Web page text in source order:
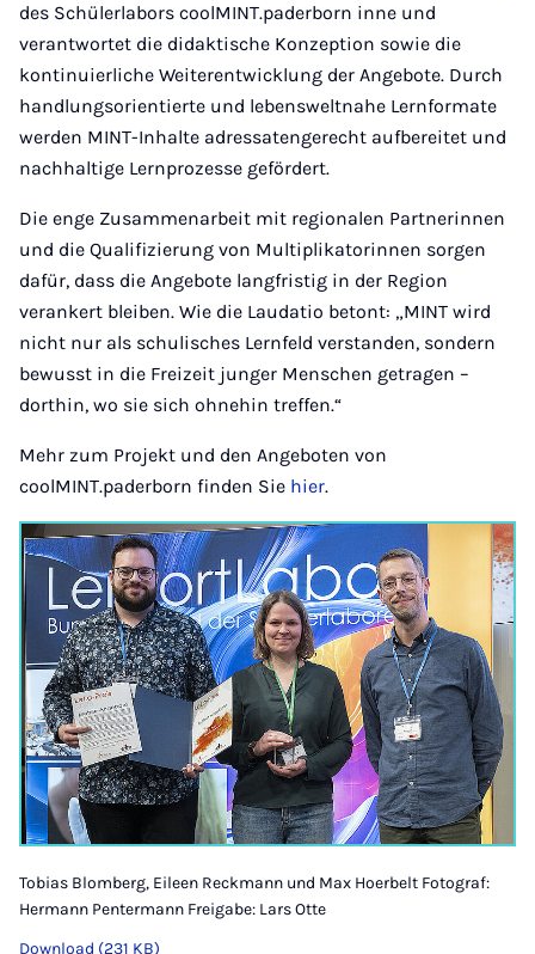
des Schülerlabors coolMINT.paderborn inne und
verantwortet die didaktische Konzeption sowie die
kontinuierliche Weiterentwicklung der Angebote. Durch
handlungsorientierte und lebensweltnahe Lernformate
werden MINT-Inhalte adressatengerecht aufbereitet und
nachhaltige Lernprozesse gefördert.
Die enge Zusammenarbeit mit regionalen Partnerinnen
und die Qualifizierung von Multiplikatorinnen sorgen
dafür, dass die Angebote langfristig in der Region
verankert bleiben. Wie die Laudatio betont: „MINT wird
nicht nur als schulisches Lernfeld verstanden, sondern
bewusst in die Freizeit junger Menschen getragen –
dorthin, wo sie sich ohnehin treffen.“
Mehr zum Projekt und den Angeboten von
coolMINT.paderborn finden Sie hier.
Tobias Blomberg, Eileen Reckmann und Max Hoerbelt Fotograf:
Hermann Pentermann Freigabe: Lars Otte
Download (231 KB)